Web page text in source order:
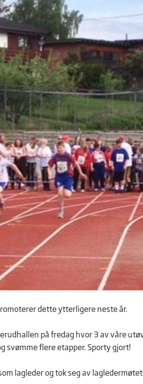
dette ytterligere neste år.
på fredag hvor 3 av våre
flere etapper. Sporty gjort!
lagleder og tok seg av